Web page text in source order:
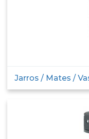
Jarros / Mates /